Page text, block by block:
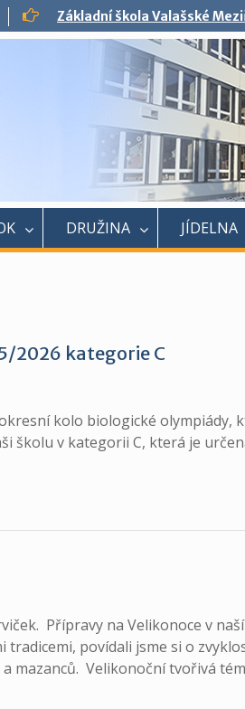
Základní škola Valašské
DRUŽINA JÍDELNA
2026 kategorie C
kolo biologické olympiády,
školu v kategorii C, která je
Přípravy na Velikonoce v
povídali jsme si o
mazanců. Velikonoční tvořivá